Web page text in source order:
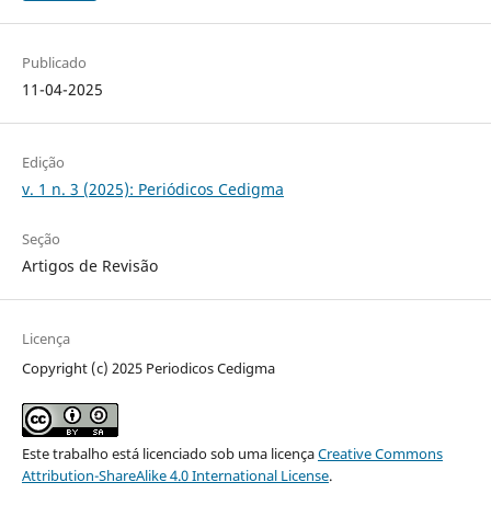
Publicado
11-04-2025
Edição
v. 1 n. 3 (2025): Periódicos Cedigma
Seção
Artigos de Revisão
Licença
Copyright (c) 2025 Periodicos Cedigma
Este trabalho está licenciado sob uma licençaCreative Commons
Attribution-ShareAlike 4.0 International License.